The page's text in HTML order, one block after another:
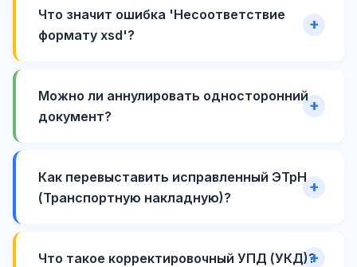
Что значит ошибка 'Несоответствие
формату xsd'?
Можно ли аннулировать односторонний
документ?
Как перевыставить исправленный ЭТрН
(Транспортную накладную)?
Что такое корректировочный УПД (УКД)?